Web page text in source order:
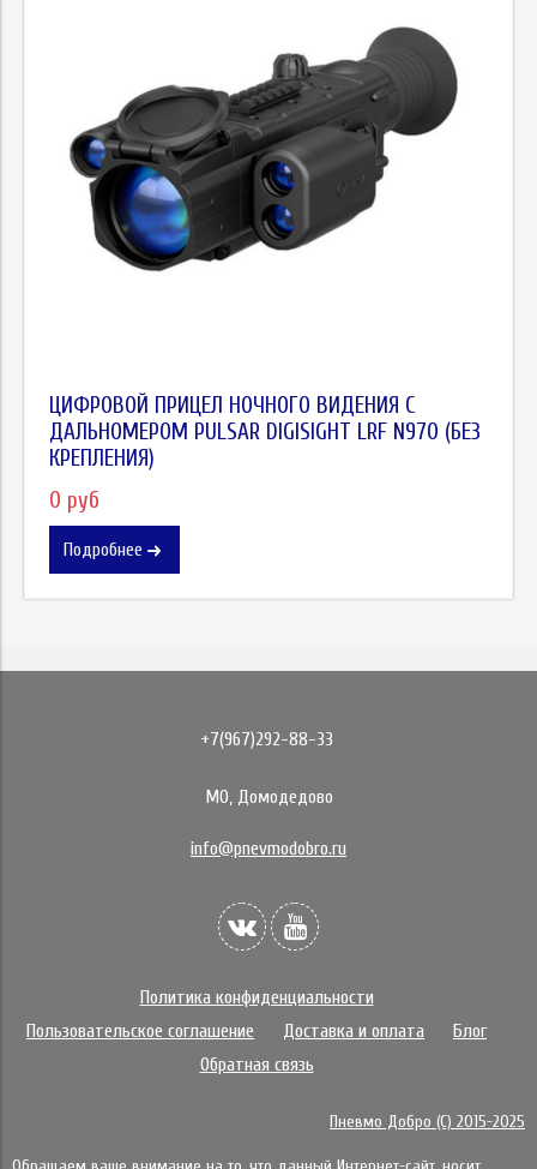
ЦИФРОВОЙ ПРИЦЕЛ НОЧНОГО ВИДЕНИЯ С
ДАЛЬНОМЕРОМ PULSAR DIGISIGHT LRF N970 (БЕЗ
КРЕПЛЕНИЯ)
0 руб
Подробнее
+7(967)292-88-33
МО, Домодедово
info@pnevmodobro.ru
Политика конфиденциальности
Пользовательское соглашение
Доставка и оплата
Блог
Обратная связь
Пневмо Добро (С) 2015-2025